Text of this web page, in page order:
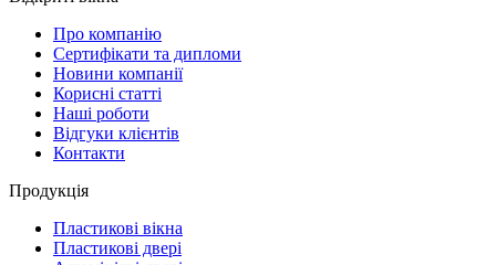
Про компанію
Сертифікати та дипломи
Новини компанії
Корисні статті
Наші роботи
Відгуки клієнтів
Контакти
Продукція
Пластикові вікна
Пластикові двері